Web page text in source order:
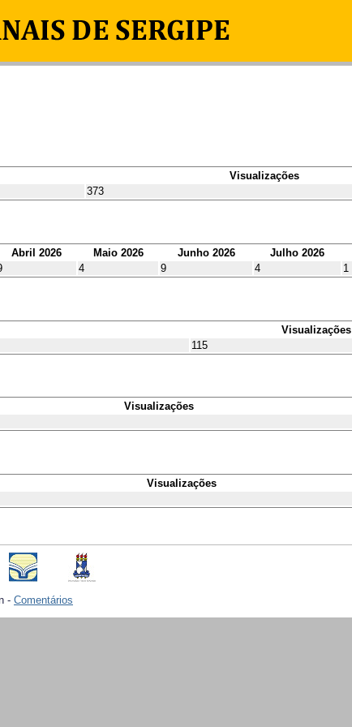
Visualizações
373
Abril 2026 Maio 2026 Junho 2026 Julho 2026
4 9 4 1
Visualizações
115
Visualizações
Visualizações
- Comentários